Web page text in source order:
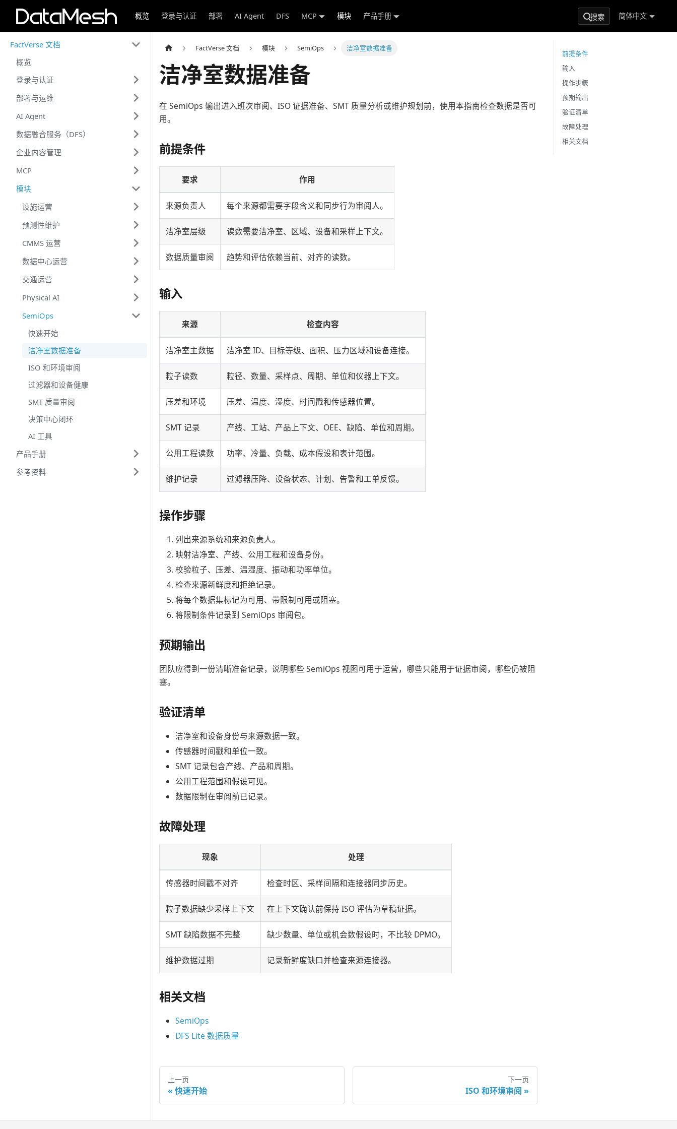
概览 登录与认证 部署 AI Agent DFS MCP 模块 产品手册 搜索 简体中文
FactVerse 文档
概览
登录与认证
部署与运维
AI Agent
数据融合服务（DFS）
企业内容管理
MCP
模块
设施运营
预测性维护
CMMS 运营
数据中心运营
交通运营
Physical AI
SemiOps
快速开始
洁净室数据准备
ISO 和环境审阅
过滤器和设备健康
SMT 质量审阅
决策中心闭环
AI 工具
产品手册
参考资料
FactVerse 文档 模块 SemiOps 洁净室数据准备
洁净室数据准备
在 SemiOps 输出进入班次审阅、ISO 证据准备、SMT 质量分析或维护规划前，使用本指南检查数据是否可
用。
前提条件
要求 作用
来源负责人 每个来源都需要字段含义和同步行为审阅人。
洁净室层级 读数需要洁净室、区域、设备和采样上下文。
数据质量审阅 趋势和评估依赖当前、对齐的读数。
输入
来源 检查内容
洁净室主数据 洁净室 ID、目标等级、面积、压力区域和设备连接。
粒子读数 粒径、数量、采样点、周期、单位和仪器上下文。
压差和环境 压差、温度、湿度、时间戳和传感器位置。
SMT 记录 产线、工站、产品上下文、OEE、缺陷、单位和周期。
公用工程读数 功率、冷量、负载、成本假设和表计范围。
维护记录 过滤器压降、设备状态、计划、告警和工单反馈。
操作步骤
列出来源系统和来源负责人。
映射洁净室、产线、公用工程和设备身份。
校验粒子、压差、温湿度、振动和功率单位。
检查来源新鲜度和拒绝记录。
将每个数据集标记为可用、带限制可用或阻塞。
将限制条件记录到 SemiOps 审阅包。
预期输出
团队应得到一份清晰准备记录，说明哪些 SemiOps 视图可用于运营，哪些只能用于证据审阅，哪些仍被阻
塞。
验证清单
洁净室和设备身份与来源数据一致。
传感器时间戳和单位一致。
SMT 记录包含产线、产品和周期。
公用工程范围和假设可见。
数据限制在审阅前已记录。
故障处理
现象 处理
传感器时间戳不对齐 检查时区、采样间隔和连接器同步历史。
粒子数据缺少采样上下文 在上下文确认前保持 ISO 评估为草稿证据。
SMT 缺陷数据不完整 缺少数量、单位或机会数假设时，不比较 DPMO。
维护数据过期 记录新鲜度缺口并检查来源连接器。
相关文档
SemiOps
DFS Lite 数据质量
上一页
快速开始
下一页
ISO 和环境审阅
前提条件
输入
操作步骤
预期输出
验证清单
故障处理
相关文档